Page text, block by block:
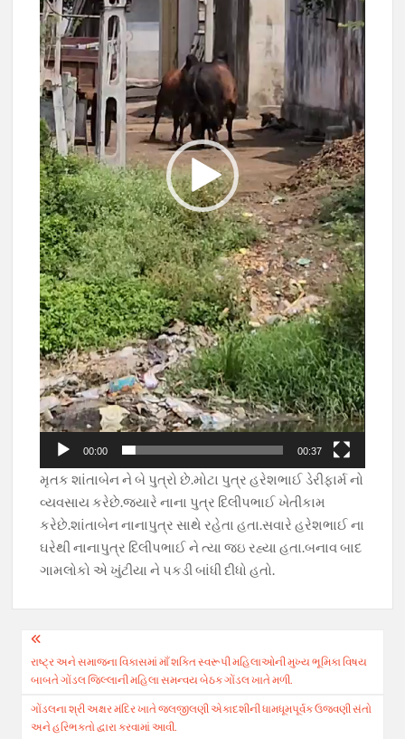
00:00 00:37
મૃતક શાંતાબેન ને બે પુત્રો છે.મોટા પુત્ર હરેશભાઈ ડેરીફાર્મ નો
વ્યવસાય કરેછે.જ્યારે નાના પુત્ર દિલીપભાઈ ખેતીકામ
કરેછે.શાંતાબેન નાનાપુત્ર સાથે રહેતા હતા.સવારે હરેશભાઈ ના
ઘરેથી નાનાપુત્ર દિલીપભાઈ ને ત્યા જઇ રહ્યા હતા.બનાવ બાદ
ગામલોકો એ ખુંટીયા ને પકડી બાંધી દીધો હતો.
Post
navigation
રાષ્ટ્ર અને સમાજના વિકાસમાં માઁ શક્તિ સ્વરૂપી મહિલાઓની મુખ્ય ભૂમિકા વિષય
બાબતે ગોંડલ જિલ્લાની મહિલા સમન્વય બેઠક ગોંડલ ખાતે મળી.
ગોંડલના શ્રી અક્ષર મંદિર ખાતે જલજીલણી એકાદશીની ધામધૂમપૂર્વક ઉજવણી સંતો
અને હરિભક્તો દ્વારા કરવામાં આવી.